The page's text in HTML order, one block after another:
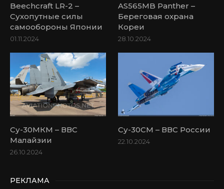
Beechcraft LR-2 –
Сухопутные силы
самообороны Японии
01.11.2024
AS565MB Panther –
Береговая охрана
Кореи
28.10.2024
Су-30МКМ – ВВС
Малайзии
26.10.2024
Су-30СМ – ВВС России
22.10.2024
РЕКЛАМА